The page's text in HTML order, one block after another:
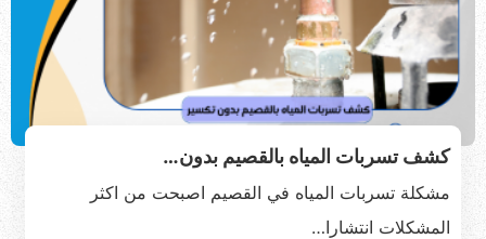
كشف تسربات المياه بالقصيم بدون…
مشكلة تسربات المياه في القصيم اصبحت من اكثر
المشكلات انتشارا…